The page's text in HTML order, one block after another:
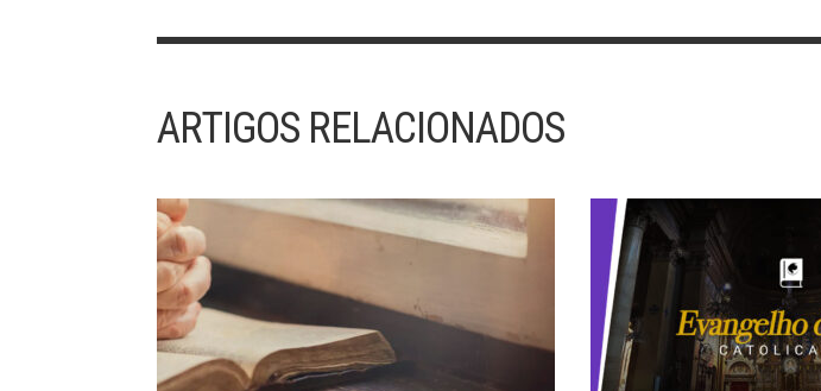
ARTIGOS RELACIONADOS